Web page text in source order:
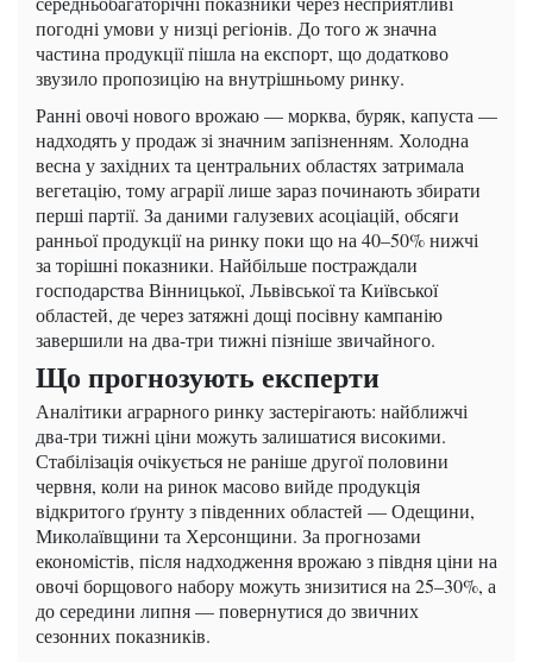
погодні умови у низці регіонів. До того ж значна
частина продукції пішла на експорт, що додатково
звузило пропозицію на внутрішньому ринку.
Ранні овочі нового врожаю — морква, буряк, капуста —
надходять у продаж зі значним запізненням. Холодна
весна у західних та центральних областях затримала
вегетацію, тому аграрії лише зараз починають збирати
перші партії. За даними галузевих асоціацій, обсяги
ранньої продукції на ринку поки що на 40–50% нижчі
за торішні показники. Найбільше постраждали
господарства Вінницької, Львівської та Київської
областей, де через затяжні дощі посівну кампанію
завершили на два-три тижні пізніше звичайного.
Що прогнозують експерти
Аналітики аграрного ринку застерігають: найближчі
два-три тижні ціни можуть залишатися високими.
Стабілізація очікується не раніше другої половини
червня, коли на ринок масово вийде продукція
відкритого ґрунту з південних областей — Одещини,
Миколаївщини та Херсонщини. За прогнозами
економістів, після надходження врожаю з півдня ціни на
овочі борщового набору можуть знизитися на 25–30%, а
до середини липня — повернутися до звичних
сезонних показників.